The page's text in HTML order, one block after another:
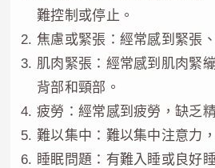
難控制或停止。
焦慮或緊張：經常感到緊張
肌肉緊張：經常感到肌肉緊
背部和頸部。
疲勞：經常感到疲勞，缺乏精
難以集中：難以集中注意力
睡眠問題：有難入睡或良好